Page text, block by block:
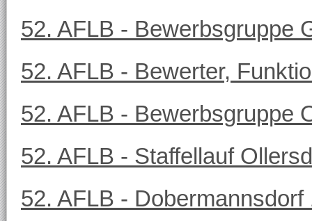
52. AFLB - Bewerbsgruppe
52. AFLB - Bewerter,
52. AFLB - Bewerbsgruppe
52. AFLB - Staffellauf
52. AFLB - Dobermannsdorf